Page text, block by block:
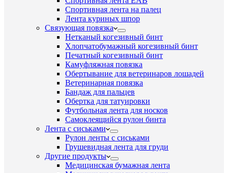
Спортивная лента на палец
Лента куриных шпор
Связующая повязка
Нетканый когезивный бинт
Хлопчатобумажный когезивный бинт
Печатный когезивный бинт
Камуфляжная повязка
Обертывание для ветеринаров лошадей
Ветеринарная повязка
Бандаж для пальцев
Обертка для татуировки
Футбольная лента для носков
Самоклеящийся рулон бинта
Лента с сиськами
Рулон ленты с сиськами
Грушевидная лента для груди
Другие продукты
Медицинская бумажная лента